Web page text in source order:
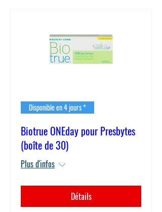
Disponible en 4 jours *
Biotrue ONEday pour Presbytes
(boîte de 30)
Plus d'infos
Détails